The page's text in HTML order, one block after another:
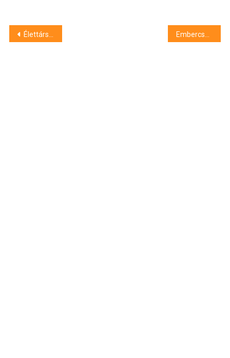
Bejegyzés
Élettársa kiskorú unokahúgát molesztálta egy Bács-Kiskun vármegyei férfi Embercsempészettel vádolnak egy horvát diplomatát Horvátországban